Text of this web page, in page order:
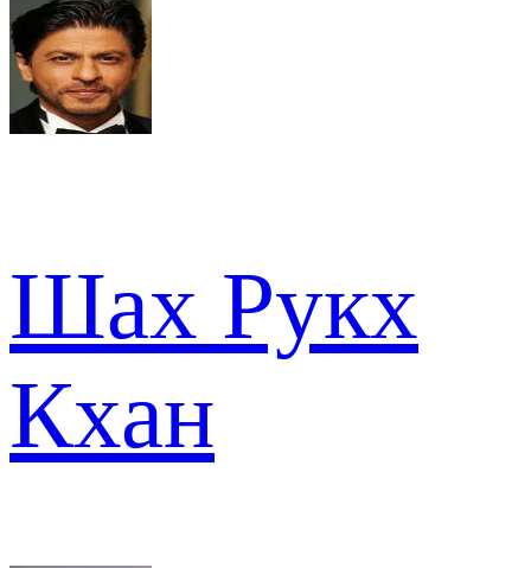
Шах Рукх
Кхан